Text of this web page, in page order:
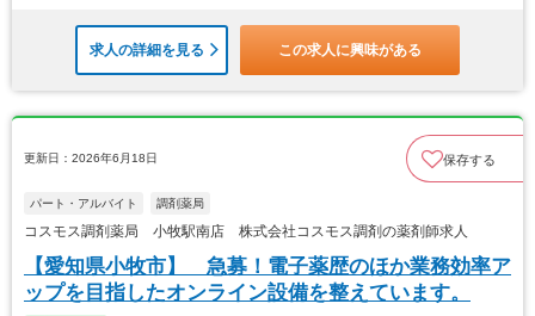
求人の詳細を見る この求人に興味がある
更新日：2026年6月18日 保存する
パート・アルバイト 調剤薬局
コスモス調剤薬局 小牧駅南店 株式会社コスモス調剤の薬剤師求人
【愛知県小牧市】 急募！電子薬歴のほか業務効率ア
ップを目指したオンライン設備を整えています。